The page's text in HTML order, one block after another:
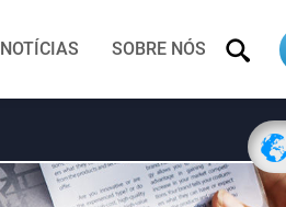
NOTÍCIAS SOBRE NÓS